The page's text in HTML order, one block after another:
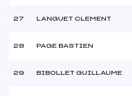
27 LANGUET CLEMENT
28 PAGE BASTIEN
29 BIBOLLET GUILLAUME